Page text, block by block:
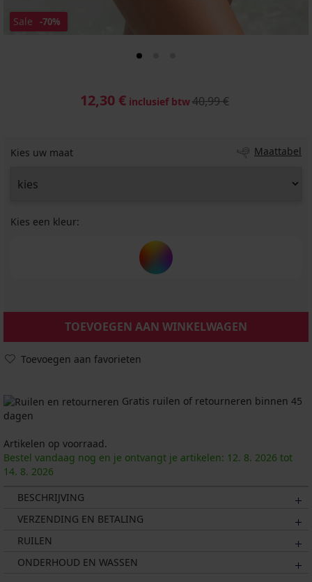
Sale -70%
12,30 € inclusief btw40,99 €
Kies uw maat Maattabel
Kies een kleur:
TOEVOEGEN AAN WINKELWAGEN
Toevoegen aan favorieten
Gratis ruilen of retourneren binnen 45
dagen
Artikelen op voorraad.
Bestel vandaag nog en je ontvangt je artikelen: 12. 8. 2026 tot
14. 8. 2026
BESCHRIJVING
VERZENDING EN BETALING
RUILEN
ONDERHOUD EN WASSEN